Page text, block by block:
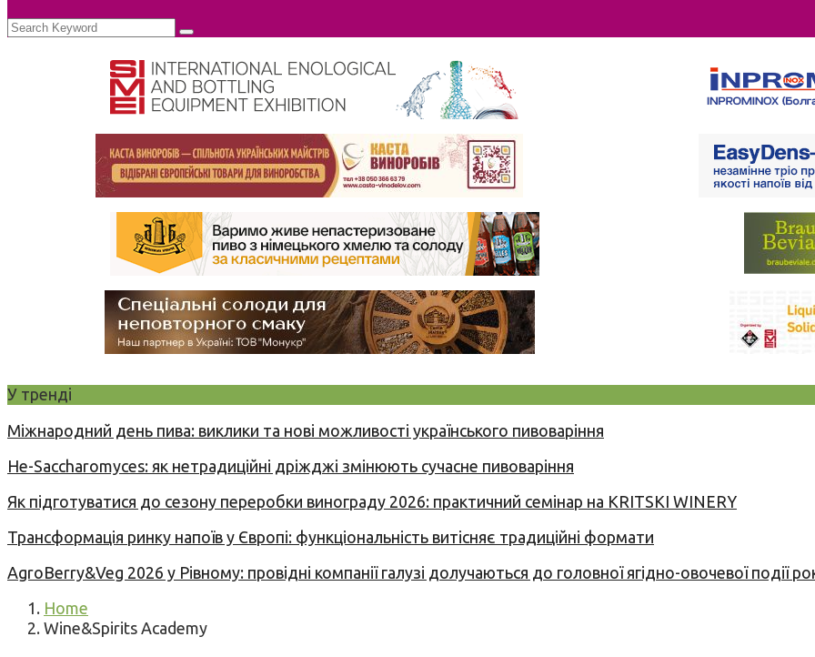
У тренді
Міжнародний день пива: виклики та нові можливості українського пивоваріння
Не-Saccharomyces: як нетрадиційні дріжджі змінюють сучасне пивоваріння
Як підготуватися до сезону переробки винограду 2026: практичний семінар на KRITSKI WINERY
Трансформація ринку напоїв у Європі: функціональність витісняє традиційні формати
AgroBerry&Veg 2026 у Рівному: провідні компанії галузі долучаються до головної ягідно-овочевої події
Home
Wine&Spirits Academy